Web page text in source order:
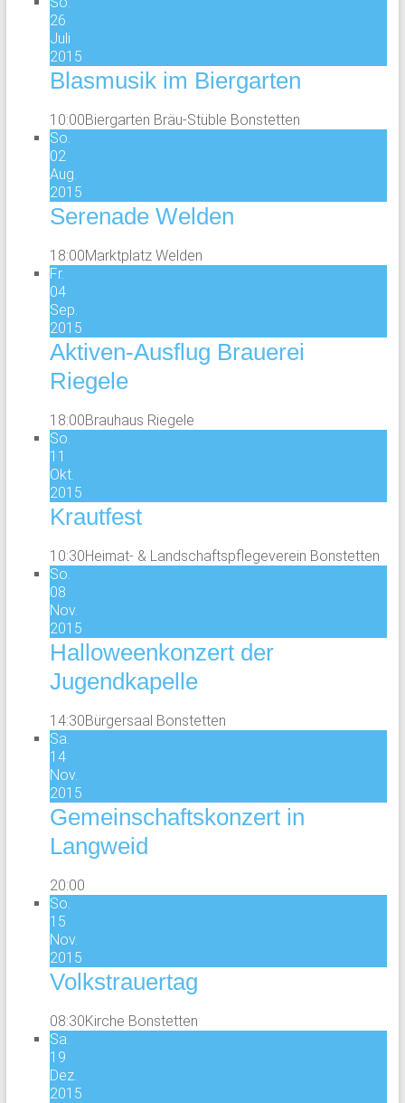
26
Juli
2015
Blasmusik im Biergarten
10:00Biergarten Bräu-Stüble Bonstetten
So.
02
Aug.
2015
Serenade Welden
18:00Marktplatz Welden
Fr.
04
Sep.
2015
Aktiven-Ausflug Brauerei
Riegele
18:00Brauhaus Riegele
So.
11
Okt.
2015
Krautfest
10:30Heimat- & Landschaftspflegeverein Bonstetten
So.
08
Nov.
2015
Halloweenkonzert der
Jugendkapelle
14:30Bürgersaal Bonstetten
Sa.
14
Nov.
2015
Gemeinschaftskonzert in
Langweid
20:00
So.
15
Nov.
2015
Volkstrauertag
08:30Kirche Bonstetten
Sa.
19
Dez.
2015